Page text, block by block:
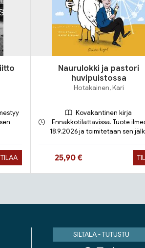
TILAA
Naurulokki ja pastori
huvipuistossa
Hotakainen, Kari
Kovakantinen kirja
Ennakkotilattavissa. Tuote
18.9.2026 ja toimitetaan sen
Hinta nyt
25,90 €
SILTALA - TUTUSTU